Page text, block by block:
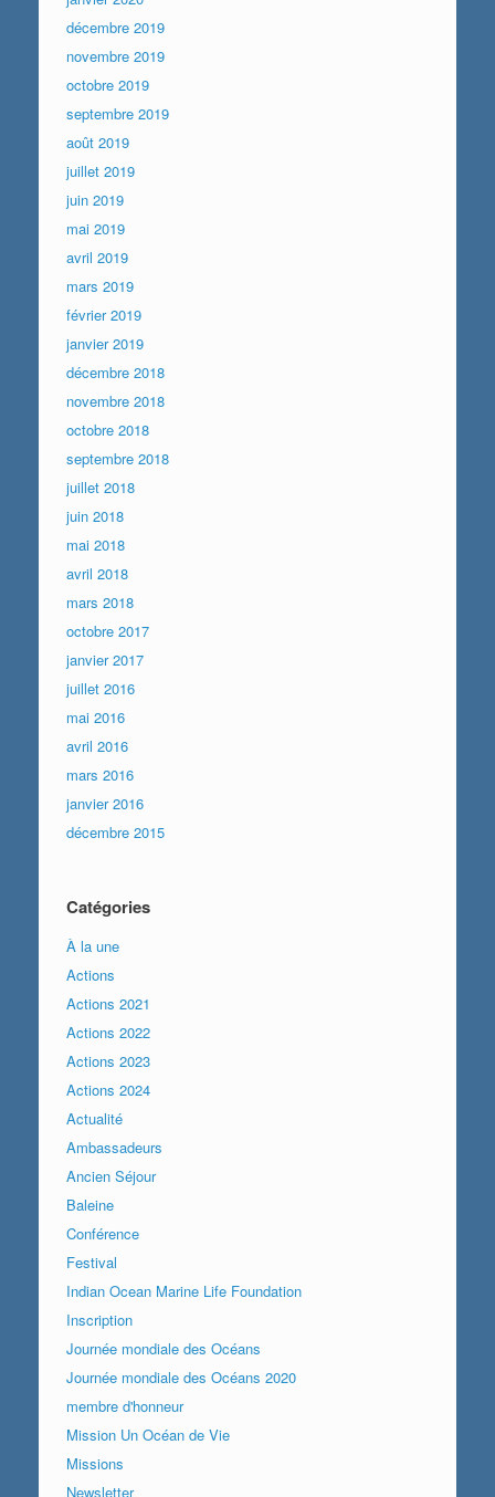
décembre 2019
novembre 2019
octobre 2019
septembre 2019
août 2019
juillet 2019
juin 2019
mai 2019
avril 2019
mars 2019
février 2019
janvier 2019
décembre 2018
novembre 2018
octobre 2018
septembre 2018
juillet 2018
juin 2018
mai 2018
avril 2018
mars 2018
octobre 2017
janvier 2017
juillet 2016
mai 2016
avril 2016
mars 2016
janvier 2016
décembre 2015
Catégories
À la une
Actions
Actions 2021
Actions 2022
Actions 2023
Actions 2024
Actualité
Ambassadeurs
Ancien Séjour
Baleine
Conférence
Festival
Indian Ocean Marine Life Foundation
Inscription
Journée mondiale des Océans
Journée mondiale des Océans 2020
membre d'honneur
Mission Un Océan de Vie
Missions
Newsletter